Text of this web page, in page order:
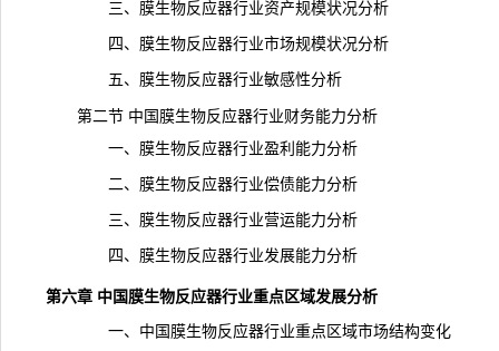
三、膜生物反应器行业资产规模状况分析
四、膜生物反应器行业市场规模状况分析
五、膜生物反应器行业敏感性分析
第二节 中国膜生物反应器行业财务能力分析
一、膜生物反应器行业盈利能力分析
二、膜生物反应器行业偿债能力分析
三、膜生物反应器行业营运能力分析
四、膜生物反应器行业发展能力分析
第六章 中国膜生物反应器行业重点区域发展分析
一、中国膜生物反应器行业重点区域市场结构变化